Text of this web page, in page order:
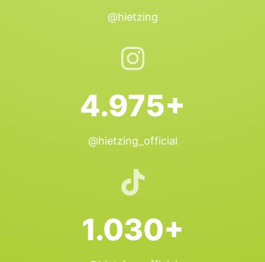
@hietzing
4.975+
@hietzing_official
1.030+